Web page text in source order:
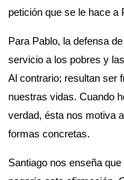
petición que se le hace a
Para Pablo, la defensa
servicio a los pobres y
Al contrario; resultan ser
nuestras vidas. Cuando
verdad, ésta nos motiva
formas concretas.
Santiago nos enseña